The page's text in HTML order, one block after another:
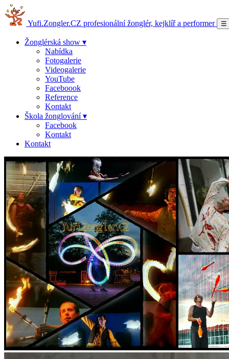
Yufi.Zongler.CZ profesionální žonglér, kejklíř a performer ☰
Žonglérská show ▾
Nabídka
Fotogalerie
Videogalerie
YouTube
Faceboook
Reference
Kontakt
Škola žonglování ▾
Facebook
Kontakt
Kontakt